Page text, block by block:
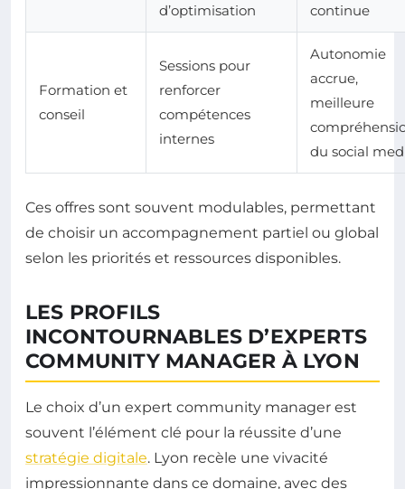
d’optimisation
continue
Formation et
conseil
Sessions pour
renforcer
compétences
internes
Autonomie
accrue,
meilleure
du social
Ces offres sont souvent modulables, permettant
de choisir un accompagnement partiel ou global
selon les priorités et ressources disponibles.
LES PROFILS
INCONTOURNABLES D’EXPERTS
COMMUNITY MANAGER À LYON
Le choix d’un expert community manager est
souvent l’élément clé pour la réussite d’une
stratégie digitale. Lyon recèle une vivacité
impressionnante dans ce domaine, avec des